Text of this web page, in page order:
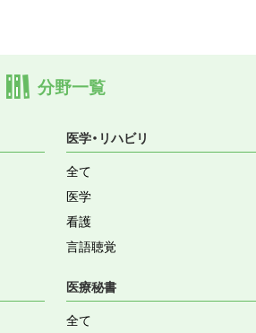
分野一覧
医学・リハビリ
全て
医学
看護
言語聴覚
医療秘書
全て